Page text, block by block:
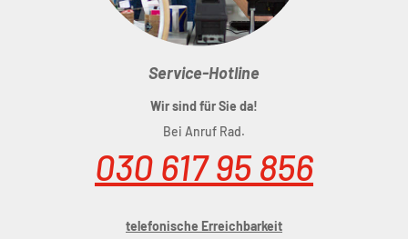
Service-Hotline
Wir sind für Sie da!
Bei Anruf Rad.
030 617 95 856
telefonische Erreichbarkeit